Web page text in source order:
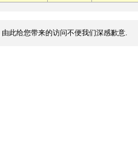
此给您带来的访问不便我们深感歉意.